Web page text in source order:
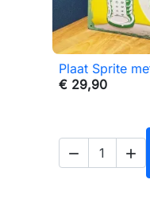

Plaat Sprite
€ 29,90
 